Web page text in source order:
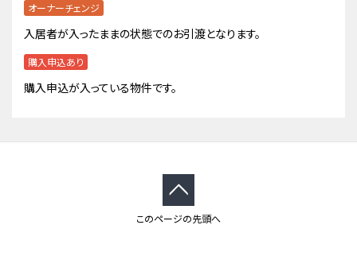
オーナーチェンジ
入居者が入ったままの状態でのお引渡となります。
購入申込あり
購入申込が入っている物件です。
このページの先頭へ